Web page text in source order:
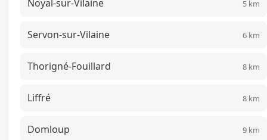
Noyal-sur-Vilaine 5 km
Servon-sur-Vilaine 6 km
Thorigné-Fouillard 8 km
Liffré 8 km
Domloup 9 km